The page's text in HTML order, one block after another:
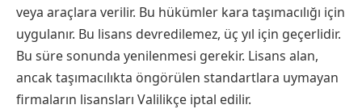
veya araçlara verilir. Bu hükümler kara taşımacılığı için
uygulanır. Bu lisans devredilemez, üç yıl için geçerlidir.
Bu süre sonunda yenilenmesi gerekir. Lisans alan,
ancak taşımacılıkta öngörülen standartlara uymayan
firmaların lisansları Valilikçe iptal edilir.